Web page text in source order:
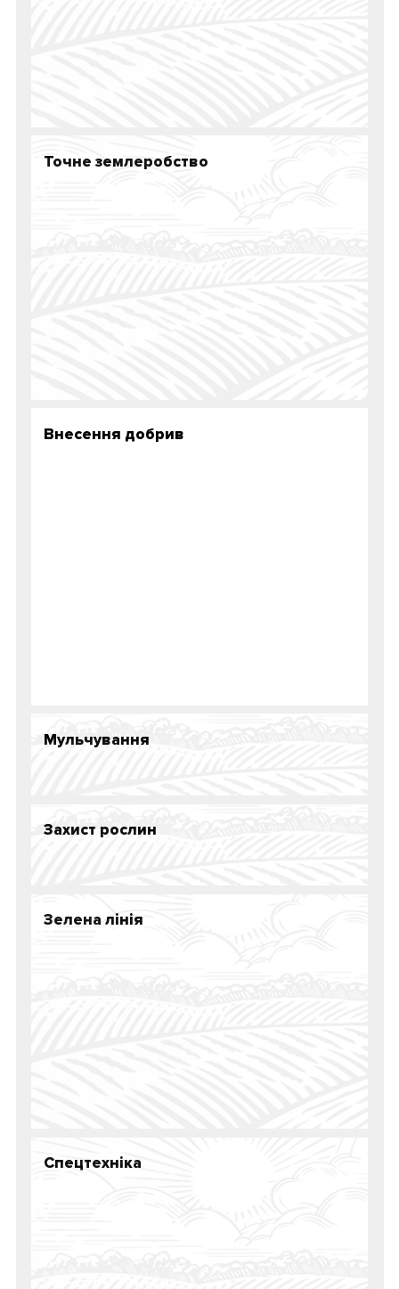
Точне землеробство
Внесення добрив
Мульчування
Захист рослин
Зелена лінія
Спецтехніка